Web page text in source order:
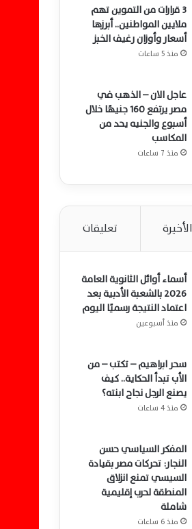
3 قرارات من التموين تهم
ملايين المواطنين.. أبرزها
أسعار وأوزان رغيف الخبز
منذ 5 ساعات
عاجل الان – الذهب في
مصر يرتفع 160 جنيهًا خلال
أسبوع والجنيه يحد من
المكاسب
منذ 7 ساعات
الأخيرة تعليقات
أسماء أوائل الثانوية العامة
2026 بالشعبة الأدبية بعد
اعتماد النتيجة رسميًا اليوم
منذ أسبوعين
سحر ابراهيم – تكتب – من
الأب تبدأ الحكاية.. كيف
يصنع الرجل نجاح ابنته؟
منذ 4 ساعات
المفكر السياسي حسن
النجار: تحركات مصر بقيادة
السيسي تمنع انزلاق
المنطقة لحرب إقليمية
شاملة
منذ 6 ساعات